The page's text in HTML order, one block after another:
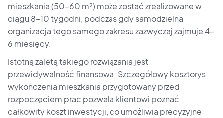
mieszkania (50–60 m²) może zostać zrealizowane w
ciągu 8–10 tygodni, podczas gdy samodzielna
organizacja tego samego zakresu zazwyczaj zajmuje 4–
6 miesięcy.
Istotną zaletą takiego rozwiązania jest
przewidywalność finansowa. Szczegółowy kosztorys
wykończenia mieszkania przygotowany przed
rozpoczęciem prac pozwala klientowi poznać
całkowity koszt inwestycji, co umożliwia precyzyjne